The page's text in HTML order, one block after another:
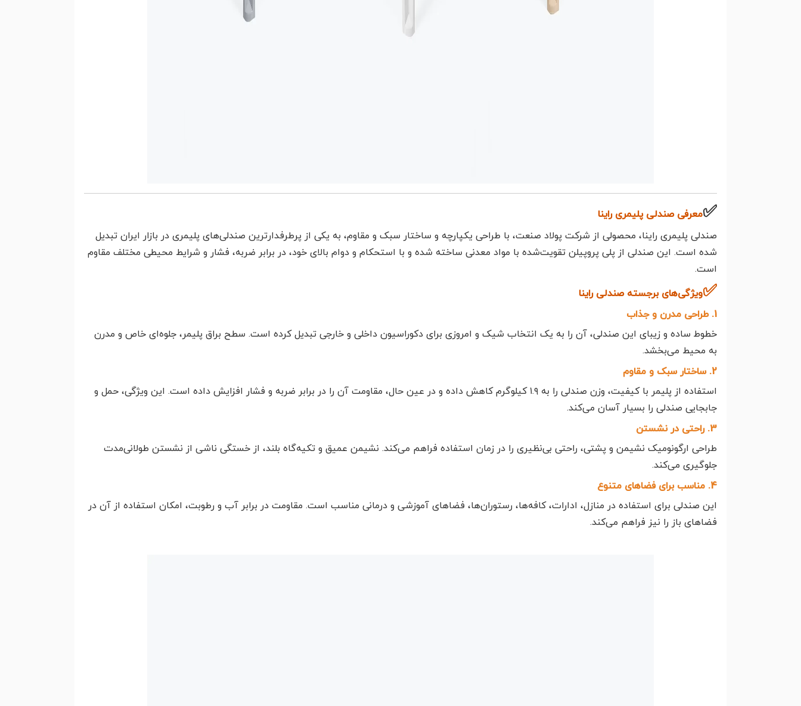
✅معرفی صندلی پلیمری راینا
صندلی پلیمری راینا، محصولی از شرکت پولاد صنعت، با طراحی یکپارچه و ساختار سبک و مقاوم، به یکی از پرطرفدارترین صندلی‌های پلیمری در بازار ایران تبدیل
شده است. این صندلی از پلی پروپیلن تقویت‌شده با مواد معدنی ساخته شده و با استحکام و دوام بالای خود، در برابر ضربه، فشار و شرایط محیطی مختلف مقاوم
است.
✅ویژگی‌های برجسته صندلی راینا
1. طراحی مدرن و جذاب
خطوط ساده و زیبای این صندلی، آن را به یک انتخاب شیک و امروزی برای دکوراسیون داخلی و خارجی تبدیل کرده است. سطح براق پلیمر، جلوه‌ای خاص و مدرن
به محیط می‌بخشد.
2. ساختار سبک و مقاوم
استفاده از پلیمر با کیفیت، وزن صندلی را به ۱.۹ کیلوگرم کاهش داده و در عین حال، مقاومت آن را در برابر ضربه و فشار افزایش داده است. این ویژگی، حمل و
جابجایی صندلی را بسیار آسان می‌کند.
3. راحتی در نشستن
طراحی ارگونومیک نشیمن و پشتی، راحتی بی‌نظیری را در زمان استفاده فراهم می‌کند. نشیمن عمیق و تکیه‌گاه بلند، از خستگی ناشی از نشستن طولانی‌مدت
جلوگیری می‌کند.
4. مناسب برای فضاهای متنوع
این صندلی برای استفاده در منازل، ادارات، کافه‌ها، رستوران‌ها، فضاهای آموزشی و درمانی مناسب است. مقاومت در برابر آب و رطوبت، امکان استفاده از آن در
فضاهای باز را نیز فراهم می‌کند.